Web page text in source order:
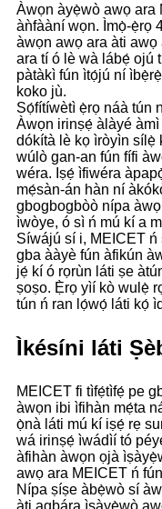
Àwọn àyẹ̀wò awọ ara
àǹfààní wọn. Ìmọ̀-ẹ̀rọ
àwọn awọ ara àti
ara tí ó lè wà lábẹ́ ojú
pàtàkì fún ìtọ́jú ní
koko jù.
Sọ́fítíwètì ẹ̀rọ náà tún
Àwọn irinṣẹ́ àlàyé
dókítà lè kọ ìròyìn sílẹ̀
wúlò gan-an fún fífi
wéra. Iṣẹ́ ìfiwéra
mẹ́sàn-án hàn ní
gbogbogbòò nípa
ìwòye, ó sì ń mú kí a
Síwájú sí i, MEICET
gba ààyè fún àfikún
jẹ́ kí ó rọrùn láti ṣe
ṣoṣo. Ẹ̀rọ yìí kò wulẹ̀
tún ń ran lọ́wọ́ láti kọ́
Ìkésíni láti
MEICET fi tìfẹ́tìfẹ́ pe
àwọn ibi ìfihàn mẹ́ta
ọ̀nà láti mú kí iṣẹ́ rẹ
wá irinṣẹ́ ìwádìí tó
àfihàn àwọn ọjà
awọ ara MEICET ń
Nípa ṣíṣe àbẹ̀wò sí
àti agbára ìṣàyẹ̀wò